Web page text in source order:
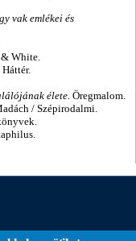
vak emlékei és
White.
Háttér.
élete. Öregmalom.
/ Szépirodalmi.